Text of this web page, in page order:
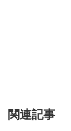
関連記事